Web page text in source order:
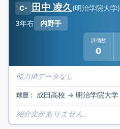
C- 田中 凌久(明治学院大学)
3年右 内野手
評価数
0
能力値データなし
球歴： 成田高校 → 明治学院大学
紹介文がありません。